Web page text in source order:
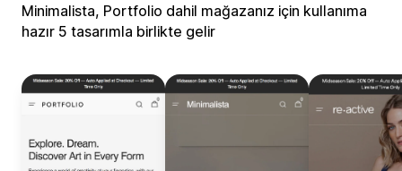
Minimalista, Portfolio dahil mağazanız için kullanıma
hazır 5 tasarımla birlikte gelir